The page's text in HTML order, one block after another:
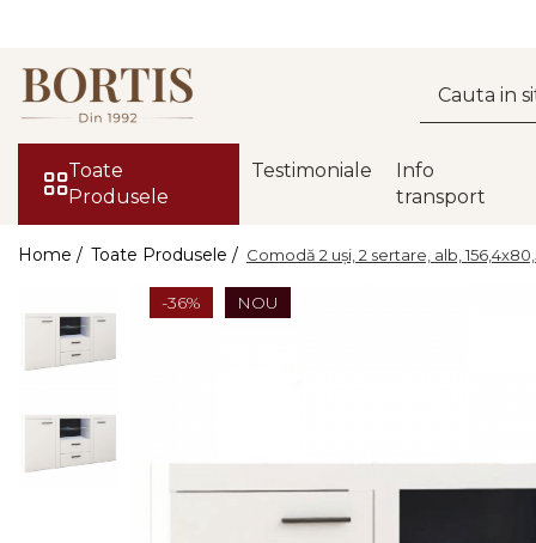
Toate Produsele
Fotolii balansoar/relaxante
Canapele
Comode lux-ultramoderne
Comode stil clasic/rustic
Fotolii extensibile
Masute de cafea
Toate
Produsele
Testimoniale
Info
transport
Home / Toate Produsele / Comodă 2 uşi, 2 sertare, alb,
-36% NOU